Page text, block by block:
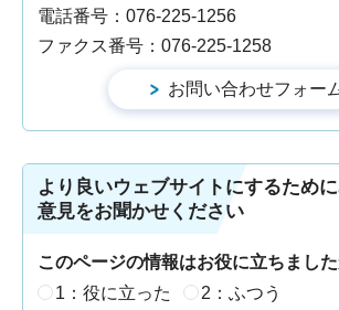
電話番号：076-225-1256
ファクス番号：076-225-1258
より良いウェブサイトにするため
意見をお聞かせください
このページの情報はお役に立ちました
1：役に立った
2：ふつう